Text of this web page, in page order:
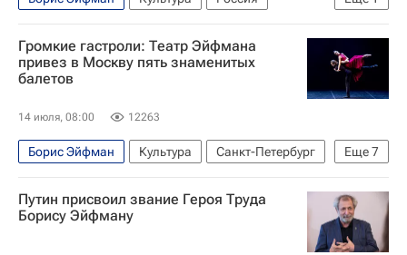
Владимир Путин
Громкие гастроли: Театр Эйфмана
привез в Москву пять знаменитых
балетов
14 июля, 08:00 12263
Еще7
Борис Эйфман Культура
Санкт-Петербург
Балет
Путин присвоил звание Героя Труда
Борису Эйфману